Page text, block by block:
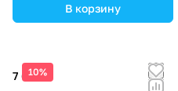
В корзину
10%
7 686 ₽